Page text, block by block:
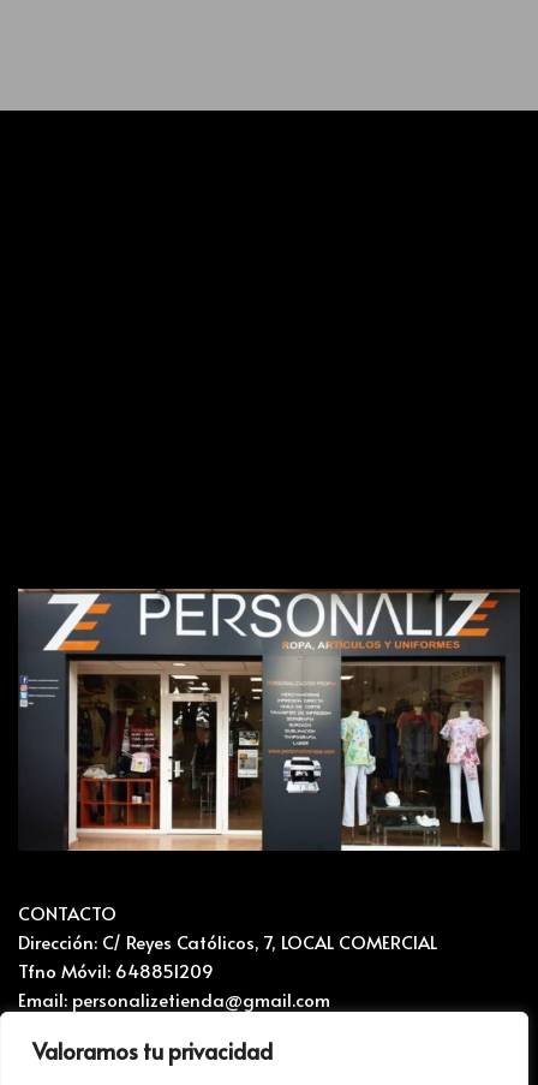
Valoramos tu privacidad
CONTACTO
Dirección: C/ Reyes Católicos, 7, LOCAL COMERCIAL
Tfno Móvil: 648851209
Email: personalizetienda@gmail.com
CONTACTO Y RECLAMACIONES